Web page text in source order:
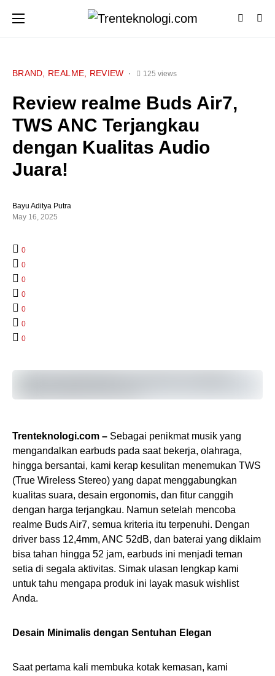
BRAND REALME REVIEW 125 views
Review realme Buds Air7,
TWS ANC Terjangkau
dengan Kualitas Audio
Juara!
Bayu Aditya Putra
May 16, 2025
0
0
0
0
0
0
0
Trenteknologi.com – Sebagai penikmat musik yang
mengandalkan earbuds pada saat bekerja, olahraga,
hingga bersantai, kami kerap kesulitan menemukan TWS
(True Wireless Stereo) yang dapat menggabungkan
kualitas suara, desain ergonomis, dan fitur canggih
dengan harga terjangkau. Namun setelah mencoba
realme Buds Air7, semua kriteria itu terpenuhi. Dengan
driver bass 12,4mm, ANC 52dB, dan baterai yang diklaim
bisa tahan hingga 52 jam, earbuds ini menjadi teman
setia di segala aktivitas. Simak ulasan lengkap kami
untuk tahu mengapa produk ini layak masuk wishlist
Anda.
Desain Minimalis dengan Sentuhan Elegan
Saat pertama kali membuka kotak kemasan, kami